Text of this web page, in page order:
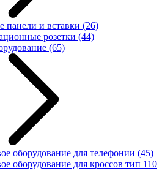
панели и вставки (26)
розетки (44)
(65)
оборудование для телефонии (45)
оборудование для кроссов тип 110